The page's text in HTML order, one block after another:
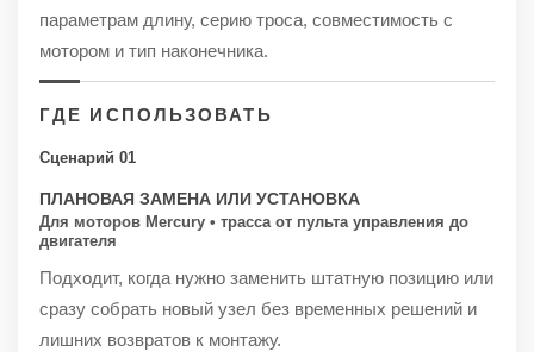
параметрам длину, серию троса, совместимость с
мотором и тип наконечника.
ГДЕ ИСПОЛЬЗОВАТЬ
Сценарий 01
ПЛАНОВАЯ ЗАМЕНА ИЛИ УСТАНОВКА
Для моторов Mercury • трасса от пульта управления до
двигателя
Подходит, когда нужно заменить штатную позицию или
сразу собрать новый узел без временных решений и
лишних возвратов к монтажу.